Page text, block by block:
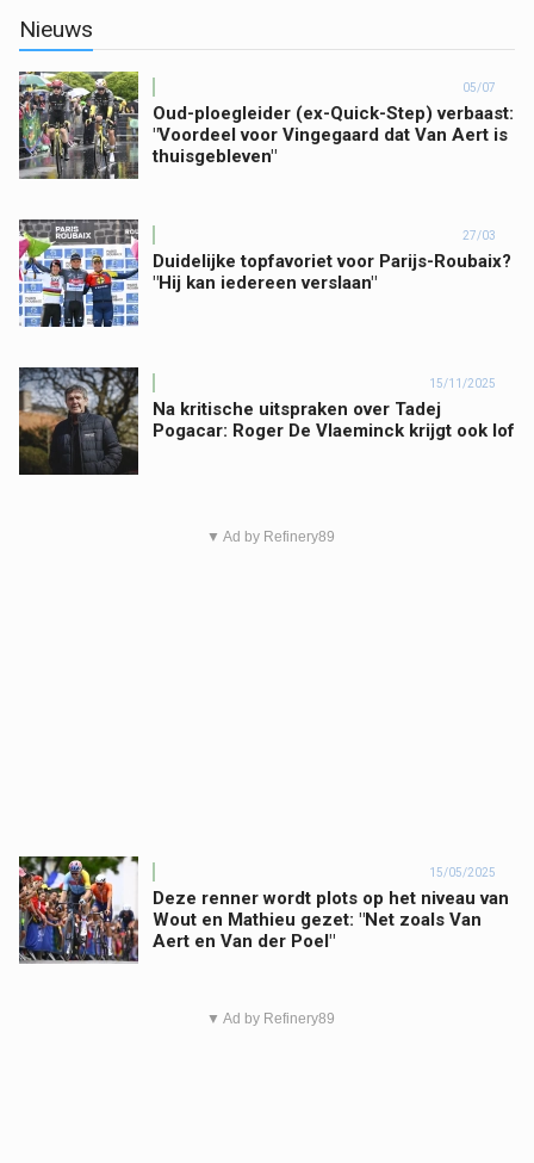
Nieuws
05/07
Oud-ploegleider (ex-Quick-Step) verbaast:
"Voordeel voor Vingegaard dat Van Aert is
thuisgebleven"
27/03
Duidelijke topfavoriet voor Parijs-Roubaix?
"Hij kan iedereen verslaan"
15/11/2025
Na kritische uitspraken over Tadej
Pogacar: Roger De Vlaeminck krijgt ook lof
▼ Ad by Refinery89
15/05/2025
Deze renner wordt plots op het niveau van
Wout en Mathieu gezet: "Net zoals Van
Aert en Van der Poel"
▼ Ad by Refinery89